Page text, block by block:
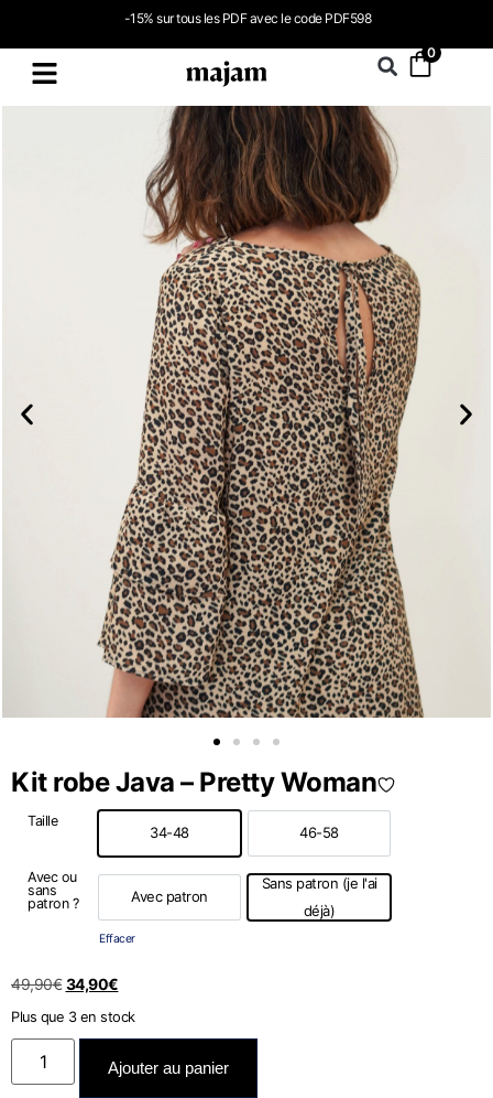
-15% sur tous les PDF avec le code PDF598
0
Kit robe Java – Pretty Woman
Taille
34-48 46-58
Avec ou
sans
patron ?
Avec patron
Avec patron
Sans patron (je l'ai
déjà)Sans patron (je l'ai déjà)
Effacer
49,90€ 34,90€
Plus que 3 en stock
Ajouter au panier